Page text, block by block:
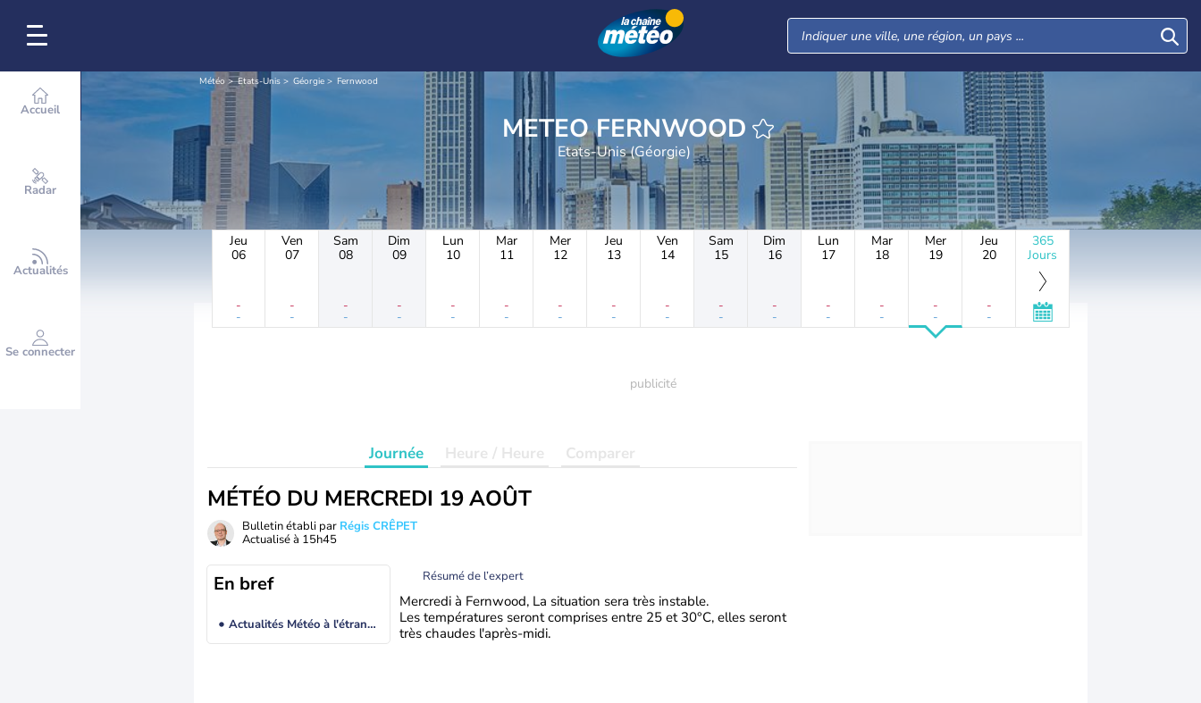
Accueil
Radar
Actualités
Se connecter
Météo Etats-Unis Géorgie Fernwood
METEO FERNWOOD
Etats-Unis (Géorgie)
Jeu
06
-
-
Ven
07
-
-
Sam
08
-
-
Dim
09
-
-
Lun
10
-
-
Mar
11
-
-
Mer
12
-
-
Jeu
13
-
-
Ven
14
-
-
Sam
15
-
-
Dim
16
-
-
Lun
17
-
-
Mar
18
-
-
Mer
19
-
-
Jeu
20
-
-
365
Jours
Journée Heure / Heure Comparer
MÉTÉO DU MERCREDI 19 AOÛT
Bulletin établi par Régis CRÊPET
Actualisé à 15h45
En bref
Actualités Météo à l'étranger
Résumé de l’expert
Mercredi à Fernwood, La situation sera très instable.
Les températures seront comprises entre 25 et 30°C, elles seront
très chaudes l'après-midi.